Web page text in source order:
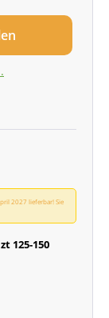
2027 lieferbar! Sie
125-150